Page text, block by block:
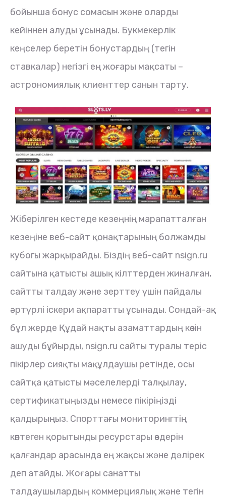
бойынша бонус сомасын және оларды
кейіннен алуды ұсынады. Букмекерлік
кеңселер беретін бонустардың (тегін
ставкалар) негізгі ең жоғары мақсаты –
астрономиялық клиенттер санын тарту.
Жіберілген кестеде кезеңнің марапатталған
кезеңіне веб-сайт қонақтарының болжамды
кубогы жарқырайды. Біздің веб-сайт nsign.ru
сайтына қатысты ашық кілттерден жиналған,
сайтты талдау және зерттеу үшін пайдалы
әртүрлі іскери ақпаратты ұсынады. Сондай-ақ
бұл жерде Құдай нақты азаматтардың көзін
ашуды бұйырды, nsign.ru сайты туралы теріс
пікірлер сияқты мақұлдаушы ретінде, осы
сайтқа қатысты мәселелерді талқылау,
сертификатыңызды немесе пікіріңізді
қалдырыңыз. Спорттағы мониторингтің
көптеген қорытынды ресурстары өздерін
қалғандар арасында ең жақсы және дәлірек
деп атайды. Жоғары санатты
талдаушылардың коммерциялық және тегін